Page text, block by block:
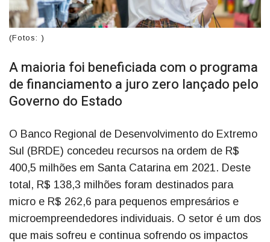
(Fotos: )
A maioria foi beneficiada com o programa
de financiamento a juro zero lançado pelo
Governo do Estado
O Banco Regional de Desenvolvimento do Extremo
Sul (BRDE) concedeu recursos na ordem de R$
400,5 milhões em Santa Catarina em 2021. Deste
total, R$ 138,3 milhões foram destinados para
micro e R$ 262,6 para pequenos empresários e
microempreendedores individuais. O setor é um dos
que mais sofreu e continua sofrendo os impactos